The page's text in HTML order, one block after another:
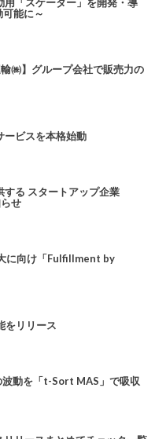
能に～
㈱】グループ会社で販売力の
ービスを本格始動
する スタートアップ企業
せ
に向け「Fulfillment by
をリリース
動を「t-Sort MAS」で吸収